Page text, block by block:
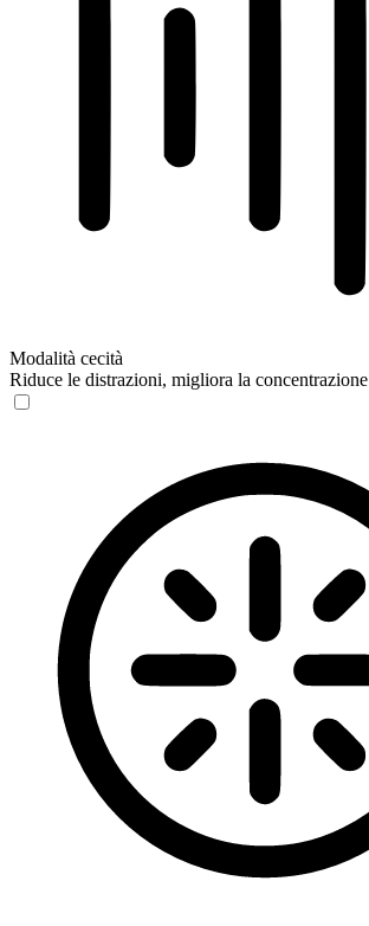
Modalità cecità
Riduce le distrazioni, migliora la concentrazione